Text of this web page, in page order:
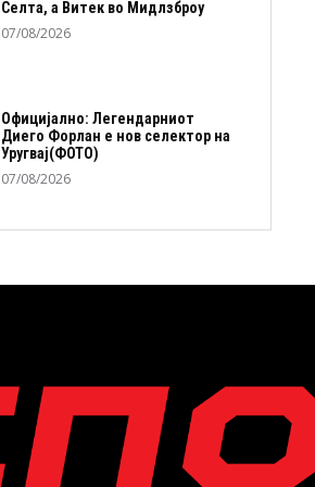
Селта, а Витек во Мидлзброу
07/08/2026
Официјално: Легендарниот
Диего Форлан е нов селектор на
Уругвај(ФОТО)
07/08/2026